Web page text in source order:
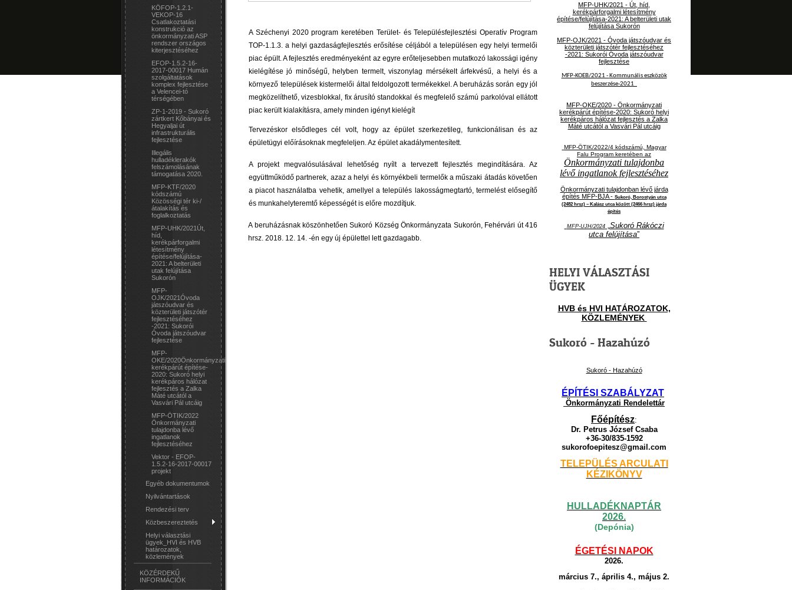
KÖFOP-1.2.1-
VEKOP-16
Csatlakoztatási
konstrukció az
önkormányzati ASP
rendszer országos
kiterjesztéséhez
EFOP-1.5.2-16-
2017-00017 Humán
szolgáltatások
komplex fejlesztése
a Velencei-tó
térségében
ZP-1-2019 - Sukoró
zártkert Kőbányai és
Hegyaljai út
infrastrukturális
fejlesztése
Illegális
hulladéklerakók
felszámolásának
támogatása 2020.
MFP-KTF/2020
kódszámú
Közösségi tér ki-/
átalakítás és
foglalkoztatás
MFP-UHK/2021Út,
híd,
kerékpárforgalmi
létesítmény
építése/felújítása-
2021: A belterületi
utak felújítása
Sukorón
MFP-
OJK/2021Óvoda
játszóudvar és
közterületi játszótér
fejlesztéséhez
-2021: Sukorói
Óvoda játszóudvar
fejlesztése
MFP-
OKE/2020Önkormányzati
kerékpárút építése-
2020: Sukoró helyi
kerékpáros hálózat
fejlesztés a Zalka
Máté utcától a
Vasvári Pál utcáig
MFP-ÖTIK/2022
Önkormányzati
tulajdonba lévő
ingatlanok
fejlesztéséhez
Vektor - EFOP-
1.5.2-16-2017-00017
projekt
Egyéb dokumentumok
Nyilvántartások
Rendezési terv
Közbeszereztetés
Helyi választási
ügyek_HVI és HVB
határozatok,
közlemények
KÖZÉRDEKŰ
INFORMÁCIÓK
A Széchenyi 2020 program keretében Terület- és Településfejlesztési Operatív Program
TOP-1.1.3. a helyi gazdaságfejlesztés erősítése céljából a településen egy helyi termelői
piac épült. A fejlesztés eredményeként az egyre erőteljesebben mutatkozó lakossági igény
kielégítése jó minőségű, helyben termelt, viszonylag mérsékelt árfekvésű, a helyi és a
környező települések kistermelői által feldolgozott termékekkel. A beruházás során egy jól
megközelíthető, vizesblokkal, fix árusító standokkal és megfelelő számú parkolóval ellátott
piac került kialakításra, amely minden igényt kielégít
Tervezéskor elsődleges cél volt, hogy az épület szerkezetileg, funkcionálisan és az
épületügyi előírásoknak megfeleljen. Az épület akadálymentesített.
A projekt megvalósulásával lehetőség nyílt a tervezett fejlesztés megindítására. Az
együttműködő partnerek, azaz a helyi és környékbeli termelők a műszaki átadás követően
a piacot használatba vehetik, amellyel a település lakosságmegtartó, termelést elősegítő
és munkahelyteremtő képességét is előre mozdítjuk.
A beruházásnak köszönhetően Sukoró Község Önkormányzata Sukorón, Fehérvári út 416
hrsz. 2018. 12. 14. -én egy új épülettel lett gazdagabb.
MFP-UHK/2021 - Út, híd,
kerékpárforgalmi létesítmény
építése/felújítása-2021: A belterületi utak
felújítása Sukorón
MFP-OJK/2021 - Óvoda játszóudvar és
közterületi játszótér fejlesztéséhez
-2021: Sukorói Óvoda játszóudvar
fejlesztése
MFP-KOEB/2021 - Kommunális eszközök
beszerzése-2021
MFP-OKE/2020 - Önkormányzati
kerékpárút építése-2020: Sukoró helyi
kerékpáros hálózat fejlesztés a Zalka
Máté utcától a Vasvári Pál utcáig
MFP-ÖTIK/2022/4 kódszámú, Magyar
Falu Program keretében az
Önkormányzati tulajdonba
lévő ingatlanok fejlesztéséhez
Önkormányzati tulajdonban lévő járda
építés MFP-BJA - Sukoró, Borostyán utca
(2482 hrsz) – Kalász utca között (2466 hrsz) járda
építés
MFP-UJH/2024„ Sukoró Rákóczi
utca felújítása”
HELYI VÁLASZTÁSI
ÜGYEK
HVB és HVI HATÁROZATOK,
KÖZLEMÉNYEK
Sukoró - Hazahúzó
Sukoró - Hazahúzó
ÉPÍTÉSI SZABÁLYZAT
Önkormányzati Rendelettár
Főépítész:
Dr. Petrus József Csaba
+36-30/835-1592
sukorofoepitesz@gmail.com
TELEPÜLÉS ARCULATI
KÉZIKÖNYV
HULLADÉKNAPTÁR
2026.
(Depónia)
ÉGETÉSI NAPOK
2026.
március 7., április 4., május 2.